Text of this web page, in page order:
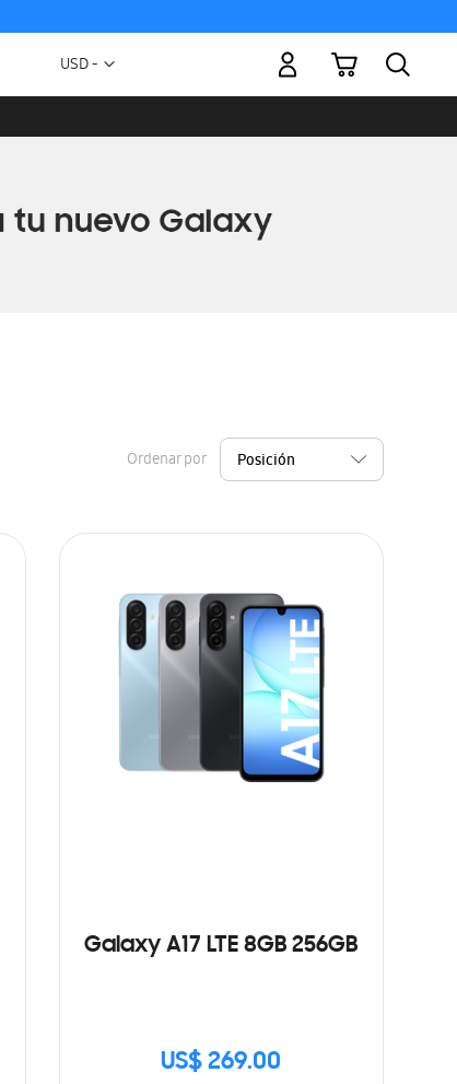
Moneda
USD -
Mi carrito
Ordenar por
Galaxy A17 LTE 8GB 256GB
US$ 269.00